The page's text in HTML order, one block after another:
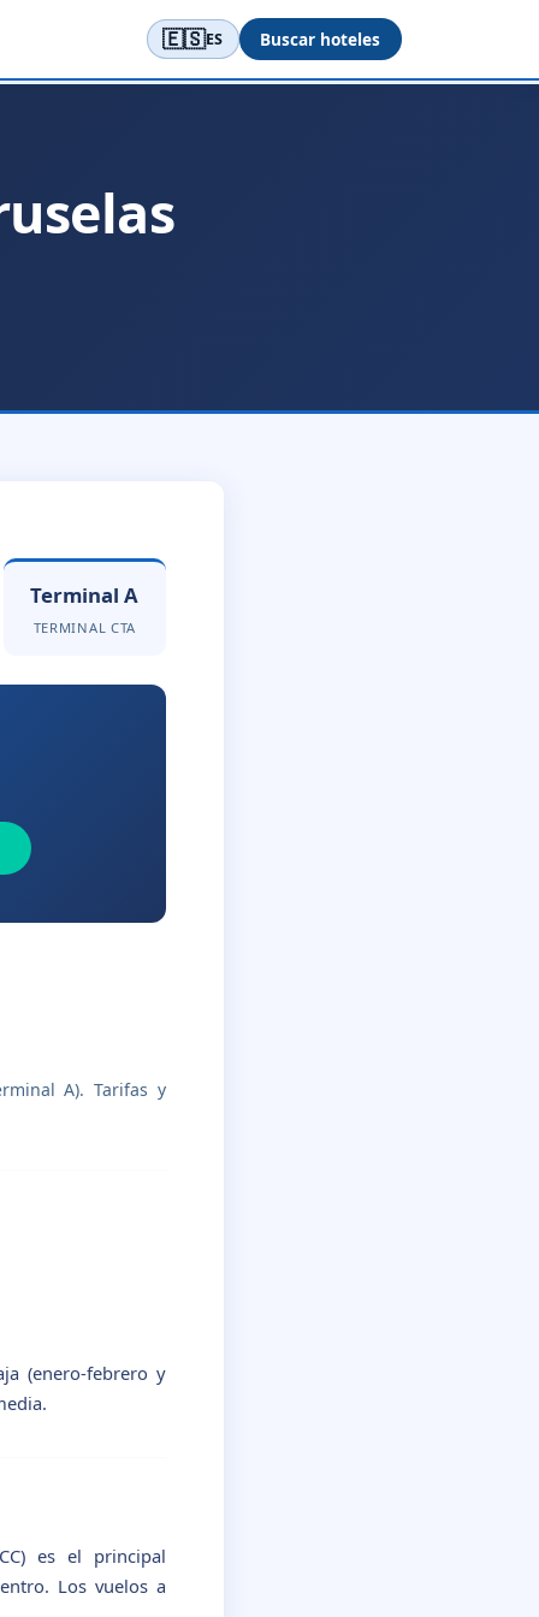
🇪🇸ES Buscar hoteles
Terminal A
TERMINAL CTA
A). Tarifas y
(enero-febrero y
es el principal
Los vuelos a